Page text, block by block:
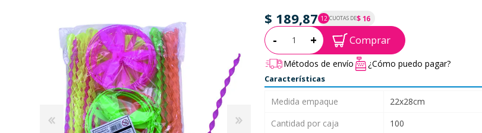
$ 189,87 12 CUOTAS DE$ 16
P.T.F. $ 190
Cantidad:
- + Comprar
Métodos de envío ¿Cómo puedo pagar?
Características
Medida empaque
22x28cm
Cantidad por caja
100